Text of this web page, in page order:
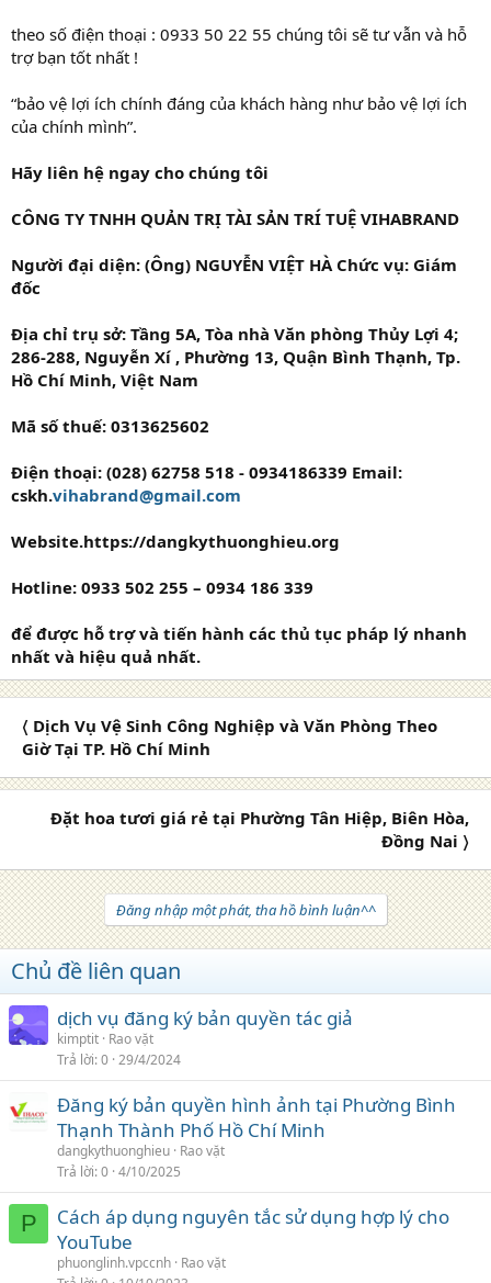
theo số điện thoại : 0933 50 22 55 chúng tôi sẽ tư vẫn và hỗ
trợ bạn tốt nhất !
“bảo vệ lợi ích chính đáng của khách hàng như bảo vệ lợi ích
của chính mình”.
Hãy liên hệ ngay cho chúng tôi
CÔNG TY TNHH QUẢN TRỊ TÀI SẢN TRÍ TUỆ VIHABRAND
Người đại diện: (Ông) NGUYỄN VIỆT HÀ Chức vụ: Giám
đốc
Địa chỉ trụ sở: Tầng 5A, Tòa nhà Văn phòng Thủy Lợi 4;
286-288, Nguyễn Xí , Phường 13, Quận Bình Thạnh, Tp.
Hồ Chí Minh, Việt Nam
Mã số thuế: 0313625602
Điện thoại: (028) 62758 518 - 0934186339 Email:
cskh.vihabrand@gmail.com
Website.https://dangkythuonghieu.org
Hotline: 0933 502 255 – 0934 186 339
để được hỗ trợ và tiến hành các thủ tục pháp lý nhanh
nhất và hiệu quả nhất.
〈 Dịch Vụ Vệ Sinh Công Nghiệp và Văn Phòng Theo
Giờ Tại TP. Hồ Chí Minh
Đặt hoa tươi giá rẻ tại Phường Tân Hiệp, Biên Hòa,
Đồng Nai 〉
Đăng nhập một phát, tha hồ bình luận^^
Chủ đề liên quan
dịch vụ đăng ký bản quyền tác giả
kimptit Rao vặt
Trả lời 0 29/4/2024
Đăng ký bản quyền hình ảnh tại Phường Bình
Thạnh Thành Phố Hồ Chí Minh
dangkythuonghieu Rao vặt
Trả lời 0 4/10/2025
P
Cách áp dụng nguyên tắc sử dụng hợp lý cho
YouTube
phuonglinh.vpccnh Rao vặt